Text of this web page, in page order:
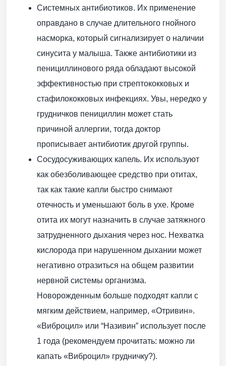
Системных антибиотиков. Их применение
оправдано в случае длительного гнойного
насморка, который сигнализирует о наличии
синусита у малыша. Также антибиотики из
пенициллинового ряда обладают высокой
эффективностью при стрептококковых и
стафилококковых инфекциях. Увы, нередко у
грудничков пенициллин может стать
причиной аллергии, тогда доктор
прописывает антибиотик другой группы.
Сосудосуживающих капель. Их используют
как обезболивающее средство при отитах,
так как такие капли быстро снимают
отечность и уменьшают боль в ухе. Кроме
отита их могут назначить в случае затяжного
затрудненного дыхания через нос. Нехватка
кислорода при нарушенном дыхании может
негативно отразиться на общем развитии
нервной системы организма.
Новорожденным больше подходят капли с
мягким действием, например, «Отривин».
«Виброцил» или “Називин” использует после
1 года (рекомендуем прочитать: можно ли
капать «Виброцил» грудничку?).